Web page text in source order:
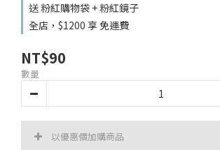
送 粉紅購物袋 + 粉紅鏡子
全店，$1200 享 免運費
NT$90
數量
以優惠價加購商品